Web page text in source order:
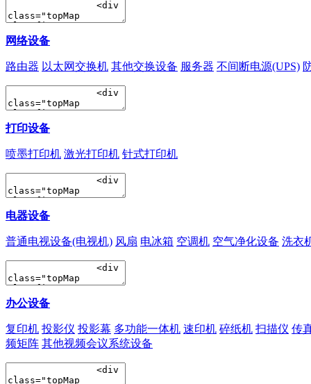
网络设备
路由器 以太网交换机 其他交换设备 服务器 不间断电源(UPS)
打印设备
喷墨打印机 激光打印机 针式打印机
电器设备
普通电视设备(电视机) 风扇 电冰箱 空调机 空气净化设备 洗衣
办公设备
复印机 投影仪 投影幕 多功能一体机 速印机 碎纸机 扫描仪 传
频矩阵 其他视频会议系统设备